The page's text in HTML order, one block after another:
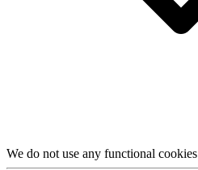
We do not use any functional cookies